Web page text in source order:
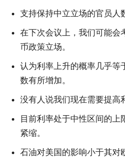
支持保持中立立场的官员人
在下次会议上，我们可能会
币政策立场。
认为利率上升的概率几乎等
数有所增加。
没有人说我们现在需要提高
目前利率处于中性区间的上
紧缩。
石油对美国的影响小于其对